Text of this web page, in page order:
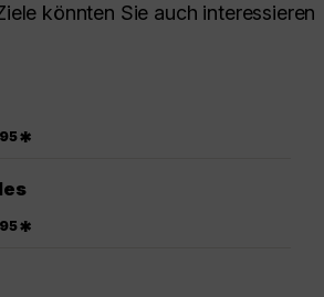
könnten Sie auch interessieren
95*
95*